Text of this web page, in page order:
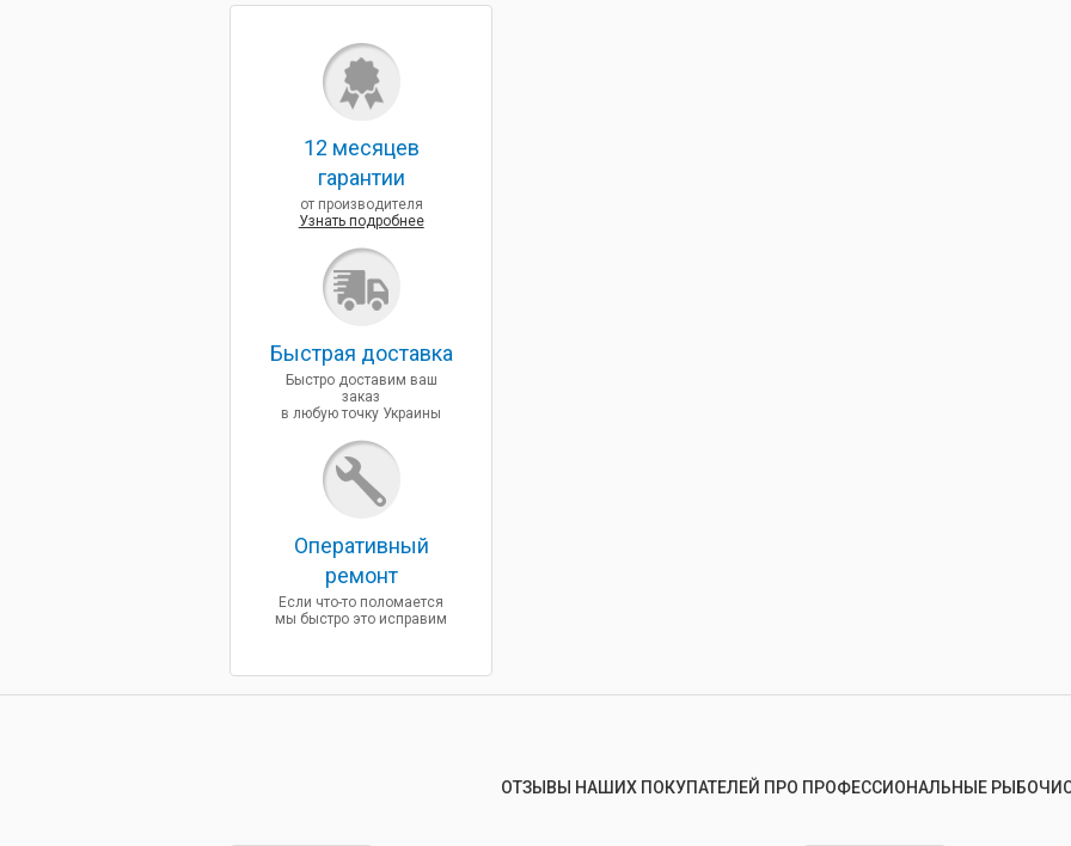
12 месяцев
гарантии
от производителя
Узнать подробнее
Быcтрая доставка
Быстро доставим ваш
заказ
в любую точку Украины
Оперативный
ремонт
Если что-то поломается
мы быстро это исправим
ОТЗЫВЫ НАШИХ ПОКУПАТЕЛЕЙ ПРО ПРОФЕССИОНАЛЬНЫЕ